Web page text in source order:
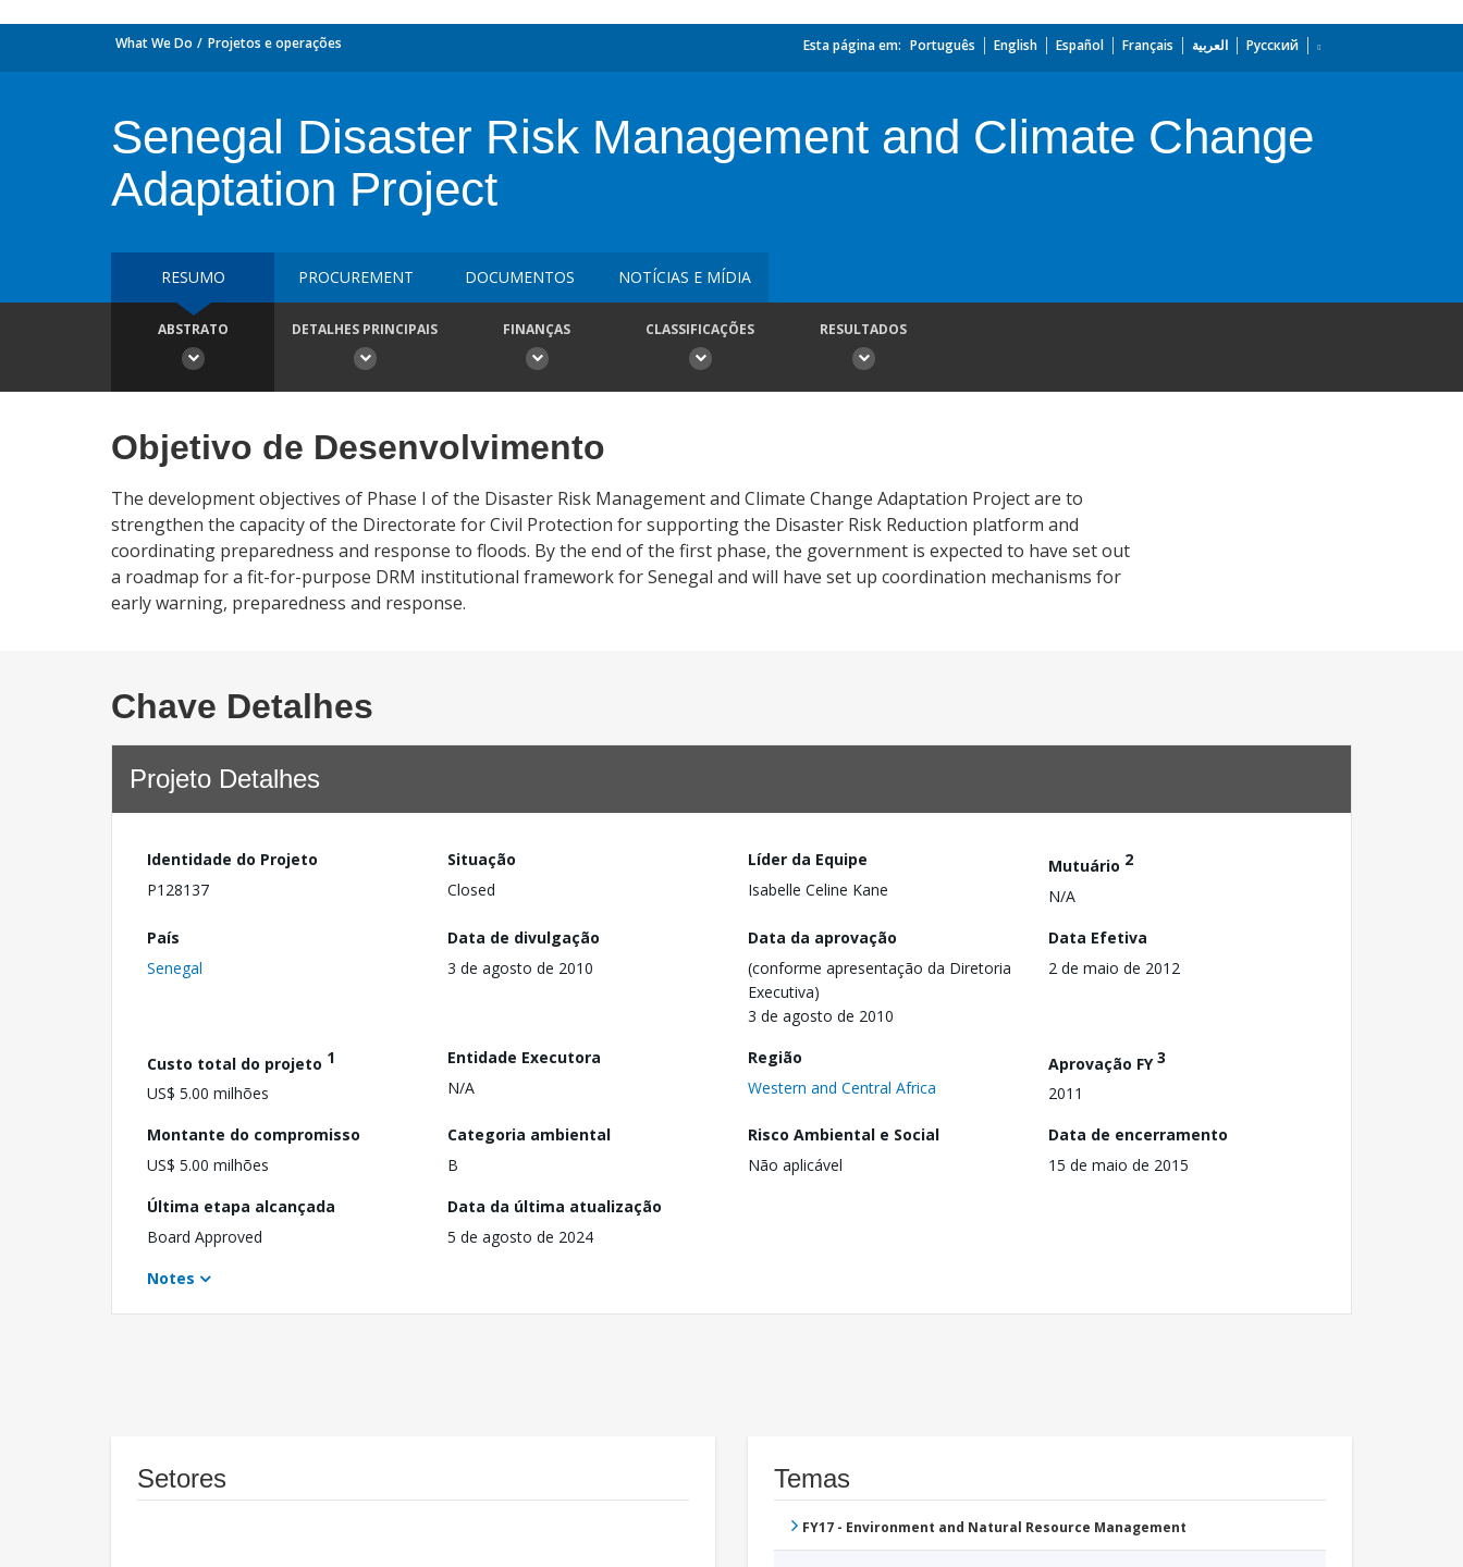
What We Do Projetos e operações Esta página em: Português English Español Français العربية Русский
Senegal Disaster Risk Management and Climate Change
Adaptation Project
RESUMO PROCUREMENT DOCUMENTOS NOTÍCIAS E MÍDIA
ABSTRATO DETALHES PRINCIPAIS FINANÇAS CLASSIFICAÇÕES RESULTADOS
Objetivo de Desenvolvimento
The development objectives of Phase I of the Disaster Risk Management and Climate Change Adaptation Project are to
strengthen the capacity of the Directorate for Civil Protection for supporting the Disaster Risk Reduction platform and
coordinating preparedness and response to floods. By the end of the first phase, the government is expected to have set out
a roadmap for a fit-for-purpose DRM institutional framework for Senegal and will have set up coordination mechanisms for
early warning, preparedness and response.
Chave Detalhes
Projeto Detalhes
Identidade do Projeto
P128137
Situação
Closed
Líder da Equipe
Isabelle Celine Kane
Mutuário 2
N/A
País
Senegal
Data de divulgação
3 de agosto de 2010
Data da aprovação
(conforme apresentação da Diretoria
Executiva)
3 de agosto de 2010
Data Efetiva
2 de maio de 2012
Custo total do projeto 1
US$ 5.00 milhões
Entidade Executora
N/A
Região
Western and Central Africa
Aprovação FY3
2011
Montante do compromisso
US$ 5.00 milhões
Categoria ambiental
B
Risco Ambiental e Social
Não aplicável
Data de encerramento
15 de maio de 2015
Última etapa alcançada
Board Approved
Data da última atualização
5 de agosto de 2024
Notes
Setores Temas
FY17 - Environment and Natural Resource Management